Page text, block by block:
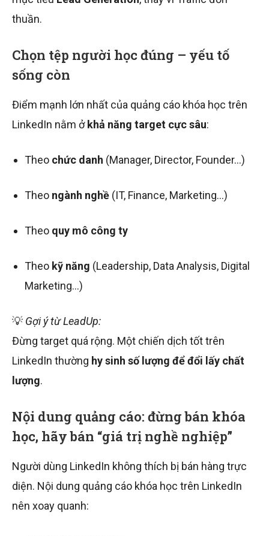
thuần.
Chọn tệp người học đúng – yếu tố
sống còn
Điểm mạnh lớn nhất của quảng cáo khóa học trên
LinkedIn nằm ở khả năng target cực sâu:
Theo chức danh (Manager, Director, Founder…)
Theo ngành nghề (IT, Finance, Marketing…)
Theo quy mô công ty
Theo kỹ năng (Leadership, Data Analysis, Digital
Marketing…)
💡 Gợi ý từ LeadUp:
Đừng target quá rộng. Một chiến dịch tốt trên
LinkedIn thường hy sinh số lượng để đổi lấy chất
lượng.
Nội dung quảng cáo: đừng bán khóa
học, hãy bán “giá trị nghề nghiệp”
Người dùng LinkedIn không thích bị bán hàng trực
diện. Nội dung quảng cáo khóa học trên LinkedIn
nên xoay quanh: